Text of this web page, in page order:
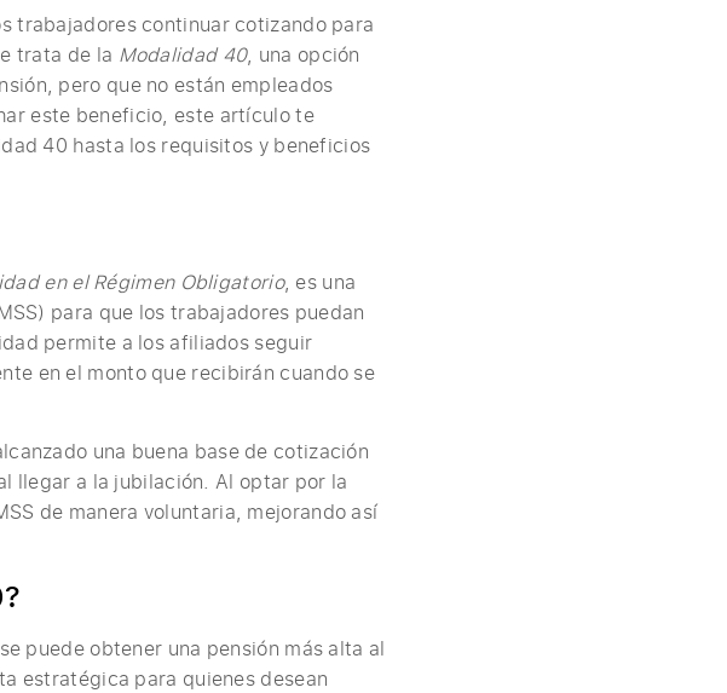
trabajadores continuar cotizando para
trata de la Modalidad 40, una opción
pero que no están empleados
este beneficio, este artículo te
40 hasta los requisitos y beneficios
en el Régimen Obligatorio, es una
para que los trabajadores puedan
permite a los afiliados seguir
en el monto que recibirán cuando se
una buena base de cotización
llegar a la jubilación. Al optar por la
de manera voluntaria, mejorando así
puede obtener una pensión más alta al
estratégica para quienes desean